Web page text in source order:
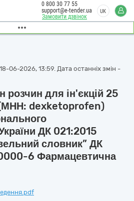
Замовити дзвінок
0 800 30 77 55
support@e-tender.ua
UK
06-2026, 13:59. Дата останніх змін -
розчин для ін'єкцій 25
dexketoprofen)
ДК 021:2015
словник” ДК
6 Фармацевтична